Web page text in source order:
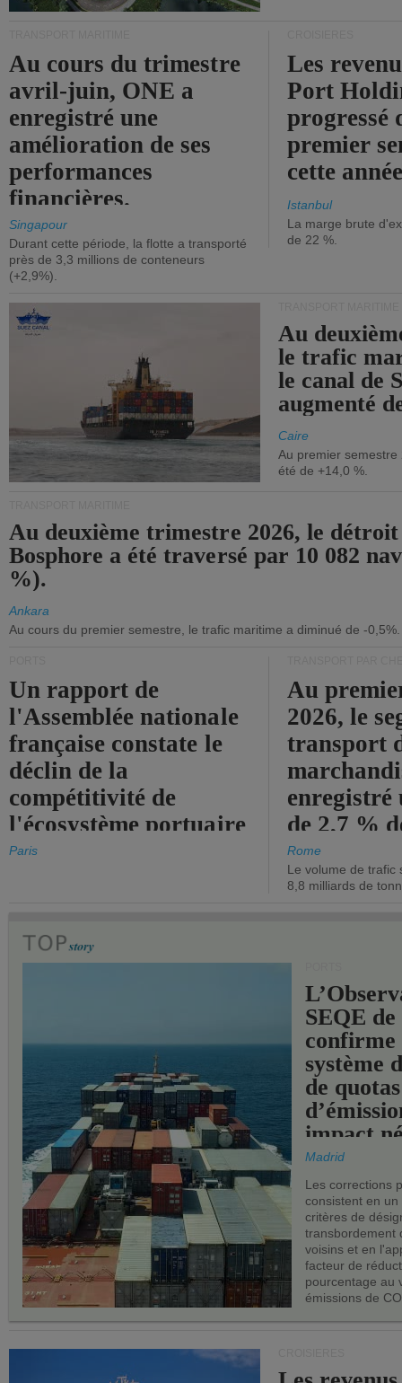
Au cours du trimestre
avril-juin, ONE a
enregistré une
amélioration de ses
performances
financières.
Singapour
Durant cette période, la flotte a transporté
près de 3,3 millions de conteneurs
(+2,9%).
Les
Port
progressé
premier
cette
Istanbul
La marge brute
de 22 %.
Au
le trafic
le canal de
augmenté
Caire
Au premier
été de +14,0 %.
Au deuxième trimestre 2026, le
Bosphore a été traversé par 10 082
%).
Ankara
Au cours du premier semestre, le trafic maritime a diminué de -0,5%.
Un rapport de
l'Assemblée nationale
française constate le
déclin de la
compétitivité de
l'écosystème portuaire
de l'État.
Paris
Au
2026, le
transport
enregistré
de 2,7 %
chiffre
Rome
Le volume de trafic
8,8 milliards de
SEQE de
confirme
système
de quotas
impact
les ports
Madrid
Les corrections
consistent en
critères de
transbordement
voisins et en
facteur de
pourcentage au
émissions de